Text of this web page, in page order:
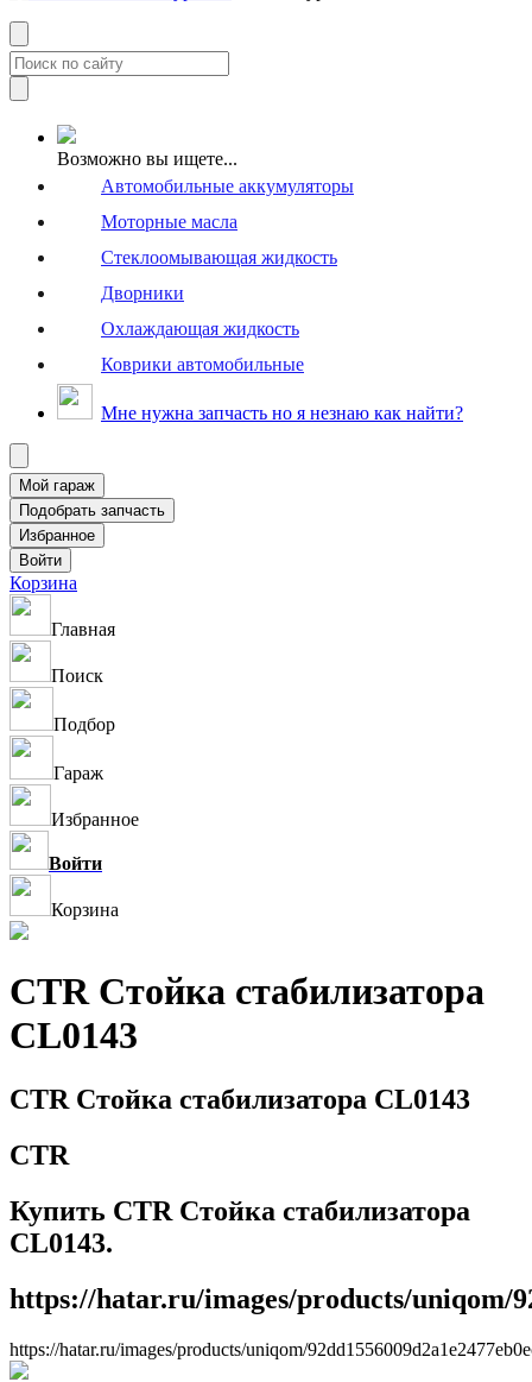
Возможно вы ищете...
Автомобильные аккумуляторы
Моторные масла
Стеклоомывающая жидкость
Дворники
Охлаждающая жидкость
Коврики автомобильные
Мне нужна запчасть но я незнаю как найти?
Корзина
Главная
Поиск
Подбор
Гараж
Избранное
Войти
Корзина
CTR Стойка стабилизатора
CL0143
CTR Стойка стабилизатора CL0143
CTR
Купить CTR Стойка стабилизатора
CL0143.
https://hatar.ru/images/products/uniqom/
https://hatar.ru/images/products/uniqom/